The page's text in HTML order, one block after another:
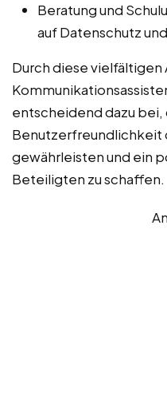
Beratung und
auf Datenschutz
Durch diese vielfältigen
entscheidend dazu
Benutzerfreundlichkeit
gewährleisten und ein
Beteiligten zu schaffen.